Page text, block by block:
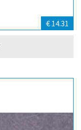
€ 14.31